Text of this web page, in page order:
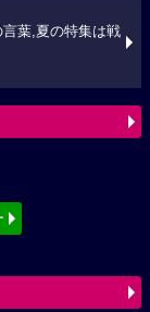
葉,夏の特集は戦